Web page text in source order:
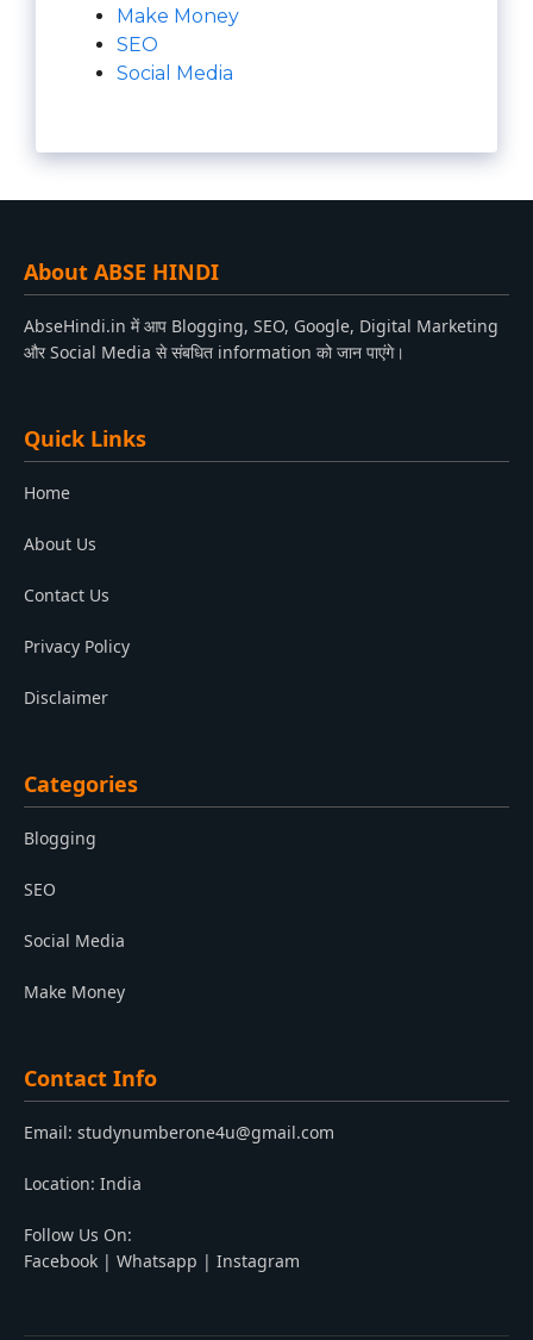
Make Money
SEO
Social Media
About ABSE HINDI
AbseHindi.in में आप Blogging, SEO, Google, Digital Marketing
और Social Media से संबधित information को जान पाएंगे।
Quick Links
Home
About Us
Contact Us
Privacy Policy
Disclaimer
Categories
Blogging
SEO
Social Media
Make Money
Contact Info
Email: studynumberone4u@gmail.com
Location: India
Follow Us On:
Facebook | Whatsapp | Instagram